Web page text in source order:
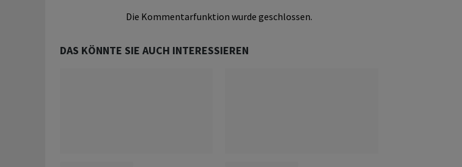
Die Kommentarfunktion wurde geschlossen.
DAS KÖNNTE SIE AUCH INTERESSIEREN